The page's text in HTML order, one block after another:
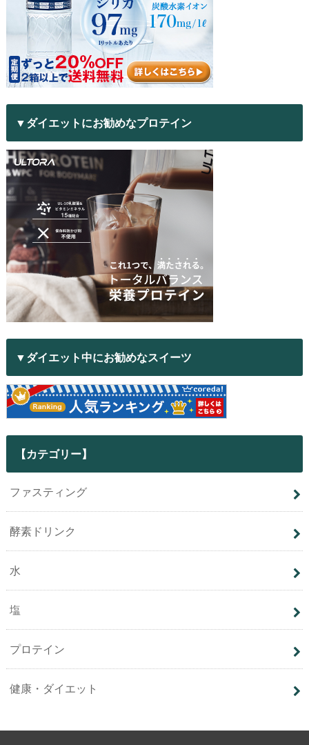
▼ダイエットにお勧めなプロテイン
▼ダイエット中にお勧めなスイーツ
【カテゴリー】
ファスティング
酵素ドリンク
水
塩
プロテイン
健康・ダイエット